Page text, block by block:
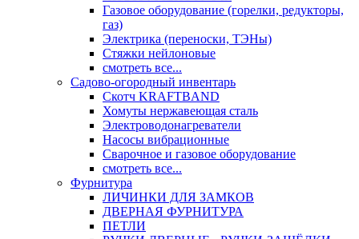
Газовое оборудование (горелки, редукторы,
газ)
Электрика (переноски, ТЭНы)
Стяжки нейлоновые
смотреть все...
Садово-огородный инвентарь
Скотч KRAFTBAND
Хомуты нержавеющая сталь
Электроводонагреватели
Насосы вибрационные
Сварочное и газовое оборудование
смотреть все...
Фурнитура
ЛИЧИНКИ ДЛЯ ЗАМКОВ
ДВЕРНАЯ ФУРНИТУРА
ПЕТЛИ